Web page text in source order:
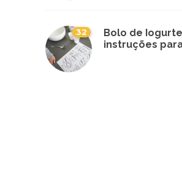
32
Bolo de
instruções